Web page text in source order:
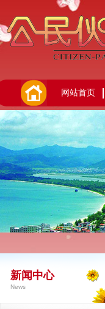
网站首页
新闻中心
News